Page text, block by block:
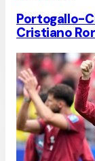
Portogallo-
Cristiano